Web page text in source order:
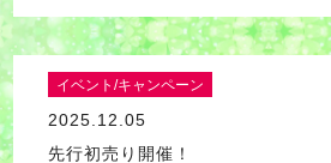
イベント/キャンペーン
2025.12.05
先行初売り開催！